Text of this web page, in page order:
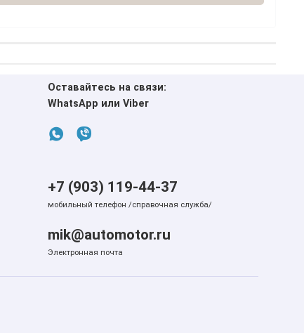
Оставайтесь на связи:
WhatsApp или Viber
+7 (903) 119-44-37
мобильный телефон /справочная служба/
mik@automotor.ru
Электронная почта